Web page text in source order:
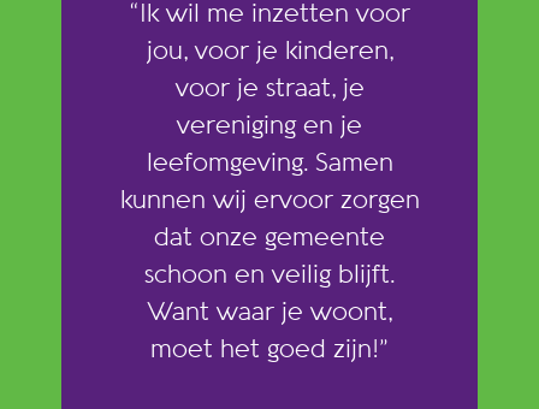
“Ik wil me inzetten voor
jou, voor je kinderen,
voor je straat, je
vereniging en je
leefomgeving. Samen
kunnen wij ervoor zorgen
dat onze gemeente
schoon en veilig blijft.
Want waar je woont,
moet het goed zijn!”